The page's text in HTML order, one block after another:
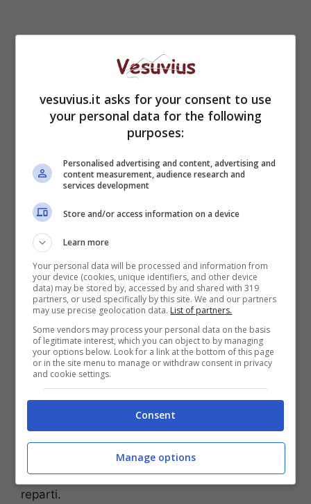
Napoli, secondo caso
Covid in un giorno:
Koulibaly in isolamento
Foto SSC Napoli
Le ultime in casa Napoli– Seduta mattutina
programma domani alle ore 20.45. La squadra
ha lavorato sui campi 1 e 2 iniziando la sessione
con una fase di torello ed esercitazione tattica a
reparti.
vesuvius.it asks for your consent to use
your personal data for the following
purposes:
Personalised advertising and content, advertising and
content measurement, audience research and
services development
Store and/or access information on a device
Learn more
Your personal data will be processed and information from
your device (cookies, unique identifiers, and other device
data) may be stored by, accessed by and shared with 319
partners, or used specifically by this site. We and our partners
may use precise geolocation data. List of partners.
Some vendors may process your personal data on the basis
of legitimate interest, which you can object to by managing
your options below. Look for a link at the bottom of this page
or in the site menu to manage or withdraw consent in privacy
and cookie settings.
Consent
Manage options